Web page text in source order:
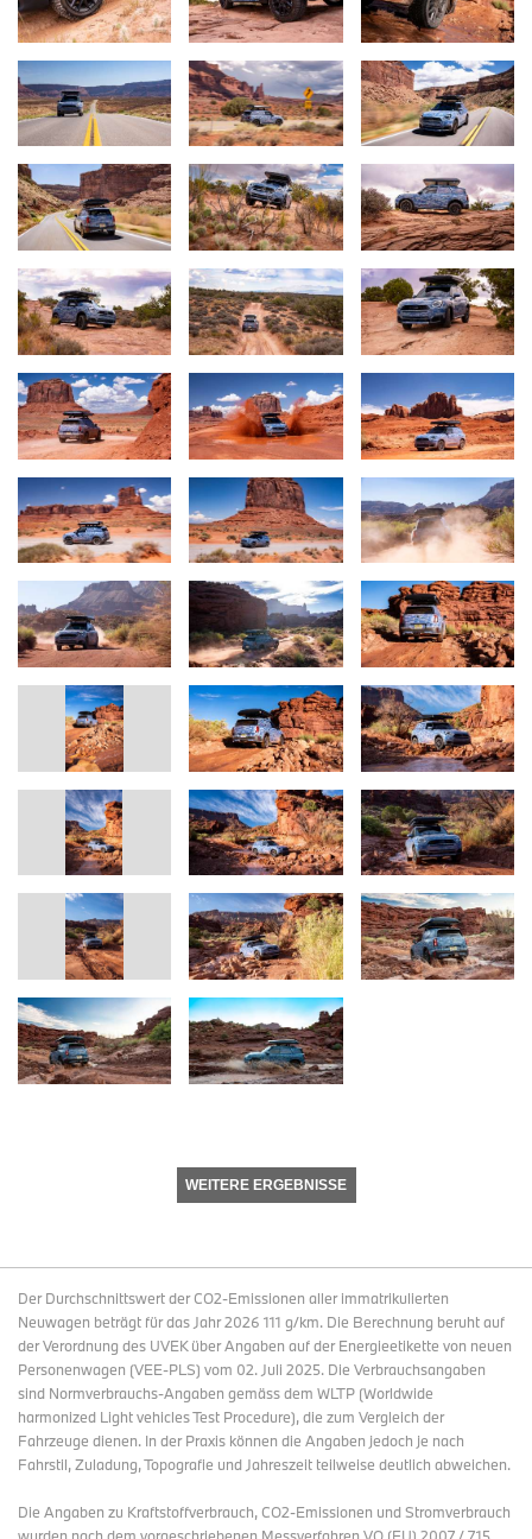
WEITERE ERGEBNISSE
Der Durchschnittswert der CO2-Emissionen aller immatrikulierten
Neuwagen beträgt für das Jahr 2026 111 g/km. Die Berechnung beruht auf
der Verordnung des UVEK über Angaben auf der Energieetikette von neuen
Personenwagen (VEE-PLS) vom 02. Juli 2025. Die Verbrauchsangaben
sind Normverbrauchs-Angaben gemäss dem WLTP (Worldwide
harmonized Light vehicles Test Procedure), die zum Vergleich der
Fahrzeuge dienen. In der Praxis können die Angaben jedoch je nach
Fahrstil, Zuladung, Topografie und Jahreszeit teilweise deutlich abweichen.
Die Angaben zu Kraftstoffverbrauch, CO2-Emissionen und Stromverbrauch